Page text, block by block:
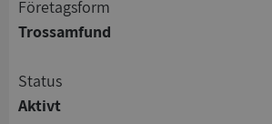
företagsform
Trossamfund
status
Aktivt